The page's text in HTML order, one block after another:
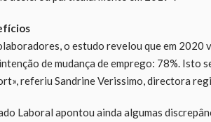
o estudo revelou que em
de mudança de emprego: 78%. Isto
referiu Sandrine Verissimo, directora
Laboral apontou ainda algumas